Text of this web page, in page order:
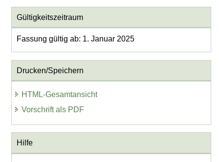
Gültigkeitszeitraum
Fassung gültig ab: 1. Januar 2025
Drucken/Speichern
HTML-Gesamtansicht
Vorschrift als PDF
Hilfe